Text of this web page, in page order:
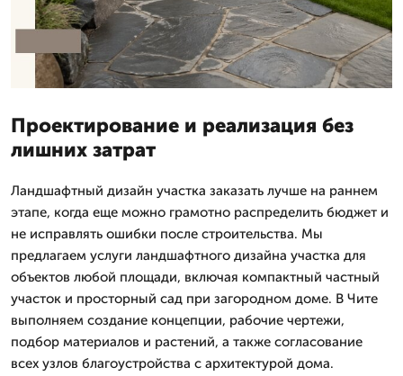
Проектирование и реализация без
лишних затрат
Ландшафтный дизайн участка заказать лучше на раннем
этапе, когда еще можно грамотно распределить бюджет и
не исправлять ошибки после строительства. Мы
предлагаем услуги ландшафтного дизайна участка для
объектов любой площади, включая компактный частный
участок и просторный сад при загородном доме. В Чите
выполняем создание концепции, рабочие чертежи,
подбор материалов и растений, а также согласование
всех узлов благоустройства с архитектурой дома.